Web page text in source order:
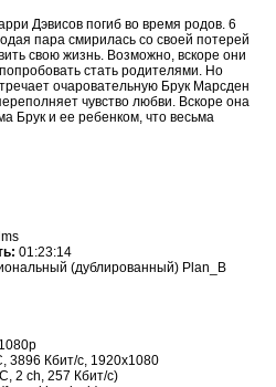
Дэвисов погиб во время родов. 6
пара смирилась со своей потерей
свою жизнь. Возможно, вскоре они
стать родителями. Но
очаровательную Брук Марсден
чувство любви. Вскоре она
Брук и ее ребенком, что весьма
01:23:14
(дублированный) Plan_B
3896 Кбит/с, 1920x1080
2 ch, 257 Кбит/с)